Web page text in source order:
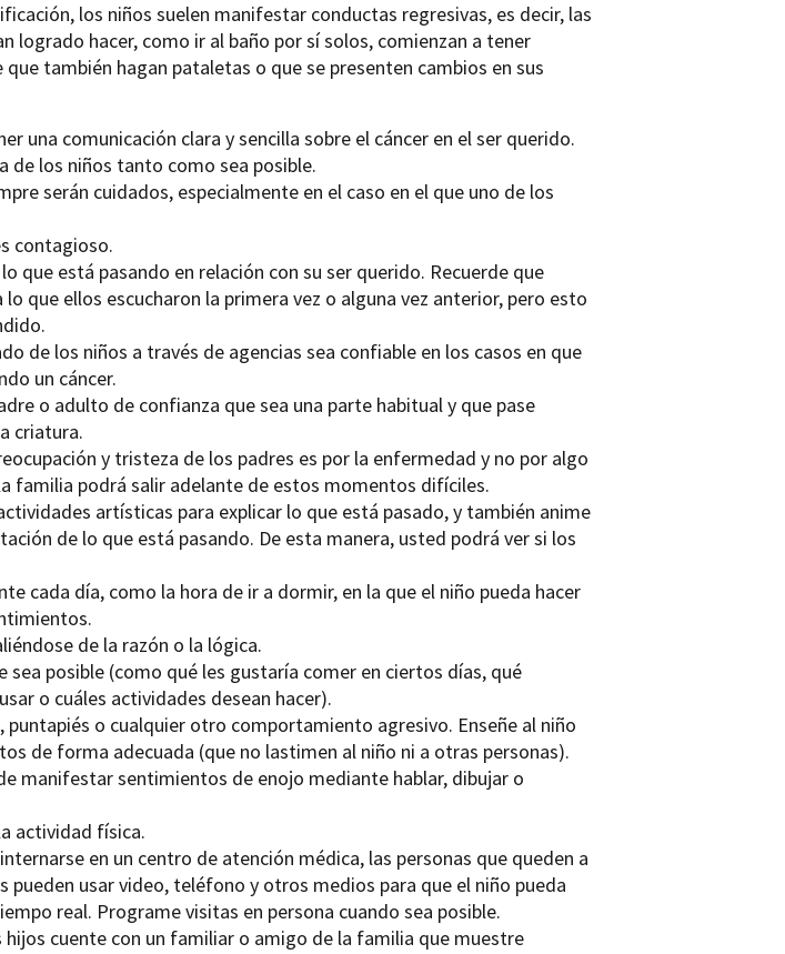
los niños suelen manifestar conductas regresivas, es decir, las
logrado hacer, como ir al baño por sí solos, comienzan a tener
también hagan pataletas o que se presenten cambios en sus
una comunicación clara y sencilla sobre el cáncer en el ser querido.
de los niños tanto como sea posible.
serán cuidados, especialmente en el caso en el que uno de los
contagioso.
que está pasando en relación con su ser querido. Recuerde que
que ellos escucharon la primera vez o alguna vez anterior, pero esto
de los niños a través de agencias sea confiable en los casos en que
un cáncer.
o adulto de confianza que sea una parte habitual y que pase
criatura.
y tristeza de los padres es por la enfermedad y no por algo
familia podrá salir adelante de estos momentos difíciles.
artísticas para explicar lo que está pasado, y también anime
de lo que está pasando. De esta manera, usted podrá ver si los
cada día, como la hora de ir a dormir, en la que el niño pueda hacer
de la razón o la lógica.
sea posible (como qué les gustaría comer en ciertos días, qué
o cuáles actividades desean hacer).
o cualquier otro comportamiento agresivo. Enseñe al niño
de forma adecuada (que no lastimen al niño ni a otras personas).
manifestar sentimientos de enojo mediante hablar, dibujar o
actividad física.
en un centro de atención médica, las personas que queden a
pueden usar video, teléfono y otros medios para que el niño pueda
real. Programe visitas en persona cuando sea posible.
hijos cuente con un familiar o amigo de la familia que muestre